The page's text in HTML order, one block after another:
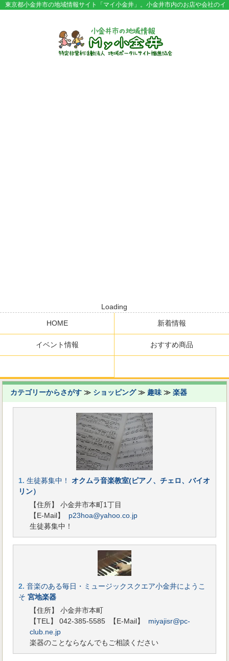
東京都小金井市の地域情報サイト「マイ小金井」。小金井市内のお店や会社のイ
Loading
HOME
新着情報
イベント情報 おすすめ商品
カテゴリーからさがす ≫ ショッピング≫ 趣味 ≫楽器
1. 生徒募集中！
オクムラ音楽教室(ピアノ、チェロ、バイオ
リン）
【住所】 小金井市本町1丁目
【E-Mail】 p23hoa@yahoo.co.jp
生徒募集中！
2. 音楽のある毎日・ミュージックスクエア小金井にようこ
そ 宮地楽器
【住所】 小金井市本町
【TEL】 042-385-5585
【E-Mail】 miyajisr@pc-
club.ne.jp
楽器のことならなんでもご相談ください